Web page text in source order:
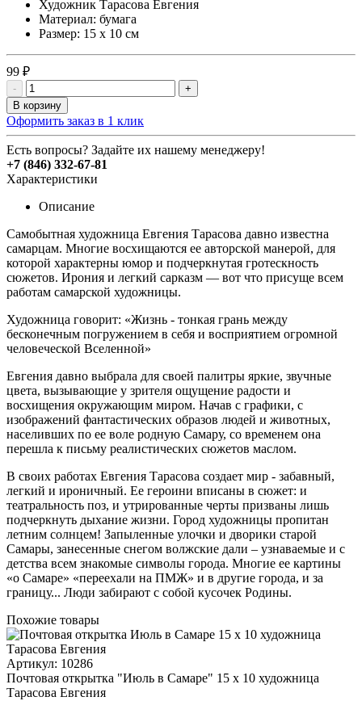
Художник Тарасова Евгения
Материал: бумага
Размер: 15 х 10 см
99 ₽
-
+
В корзину
Оформить заказ в 1 клик
Есть вопросы? Задайте их нашему менеджеру!
+7 (846) 332-67-81
Характеристики
Описание
Самобытная художница Евгения Тарасова давно известна
самарцам. Многие восхищаются ее авторской манерой, для
которой характерны юмор и подчеркнутая гротескность
сюжетов. Ирония и легкий сарказм — вот что присуще всем
работам самарской художницы.
Художница говорит: «Жизнь - тонкая грань между
бесконечным погружением в себя и восприятием огромной
человеческой Вселенной»
Евгения давно выбрала для своей палитры яркие, звучные
цвета, вызывающие у зрителя ощущение радости и
восхищения окружающим миром. Начав с графики, с
изображений фантастических образов людей и животных,
населивших по ее воле родную Самару, со временем она
перешла к письму реалистических сюжетов маслом.
В своих работах Евгения Тарасова создает мир - забавный,
легкий и ироничный. Ее героини вписаны в сюжет: и
театральность поз, и утрированные черты призваны лишь
подчеркнуть дыхание жизни. Город художницы пропитан
летним солнцем! Запыленные улочки и дворики старой
Самары, занесенные снегом волжские дали – узнаваемые и с
детства всем знакомые символы города. Многие ее картины
«о Самаре» «переехали на ПМЖ» и в другие города, и за
границу... Люди забирают с собой кусочек Родины.
Похожие товары
Артикул: 10286
Почтовая открытка "Июль в Самаре" 15 х 10 художница
Тарасова Евгения